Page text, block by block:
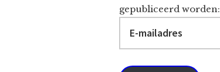
gepubliceerd worden:
mailadres